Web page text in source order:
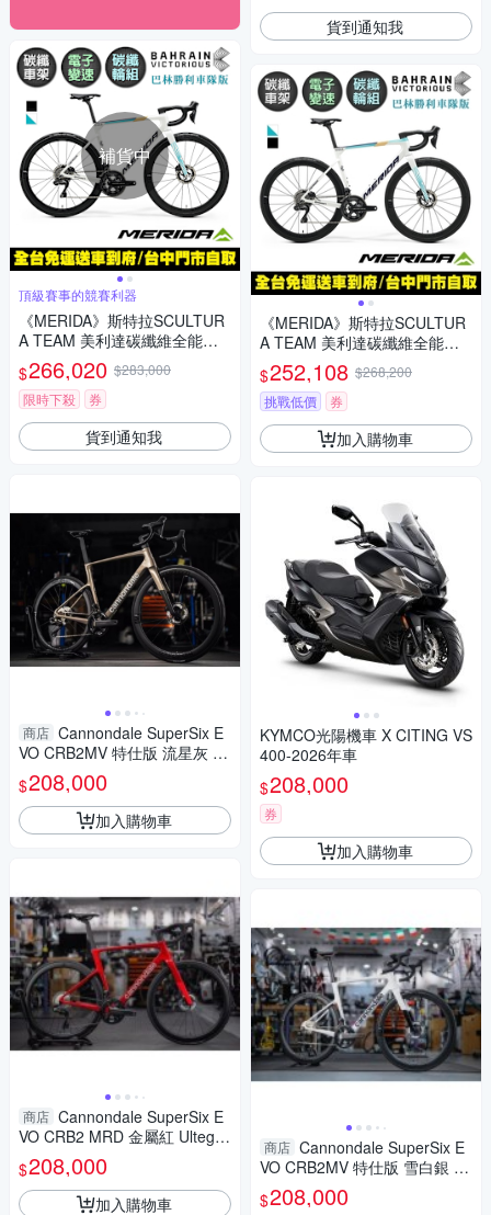
補貨中
頂級賽事的競賽利器
《MERIDA》斯特拉SCULTUR
A TEAM 美利達碳纖維全能型
碟煞跑車 無附踏板/Dura Ace無
線變速/公路車/美利達2025
$266,020 $283,000
限時下殺
券
貨到通知我
商店 Cannondale SuperSix E
VO CRB2MV 特仕版 流星灰 Ult
egra電變 公路車
$208,000
加入購物車
商店 Cannondale SuperSix E
VO CRB2 MRD 金屬紅 Ultegra
電變 公路車
$208,000
加入購物車
貨到通知我
《MERIDA》斯特拉SCULTUR
A TEAM 美利達碳纖維全能型
碟煞跑車 無附踏板/Dura Ace無
線變速/公路車/美利達2025
$252,108 $268,200
挑戰低價
券
加入購物車
KYMCO光陽機車 X CITING VS
400-2026年車
$208,000
券
加入購物車
商店 Cannondale SuperSix E
VO CRB2MV 特仕版 雪白銀 Ult
egra電變 公路車
$208,000